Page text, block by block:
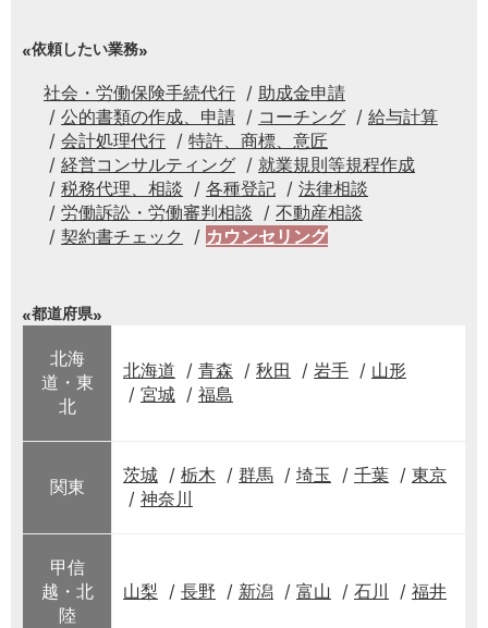
依頼したい業務
社会・労働保険手続代行
助成金申請
公的書類の作成、申請
コーチング
給与計算
会計処理代行
特許、商標、意匠
経営コンサルティング
就業規則等規程作成
税務代理、相談
各種登記
法律相談
労働訴訟・労働審判相談
不動産相談
契約書チェック
カウンセリング
都道府県
北海
道・東
北
北海道 青森 秋田 岩手
山形
宮城
福島
関東
茨城 栃木 群馬 埼玉 千葉
東京
神奈川
甲信
越・北
陸
山梨 長野 新潟 富山 石川 福井